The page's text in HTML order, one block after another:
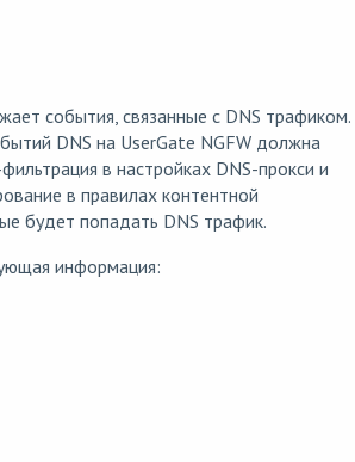
события, связанные с DNS трафиком.
DNS на UserGate NGFW должна
в настройках DNS-прокси и
в правилах контентной
будет попадать DNS трафик.
информация: